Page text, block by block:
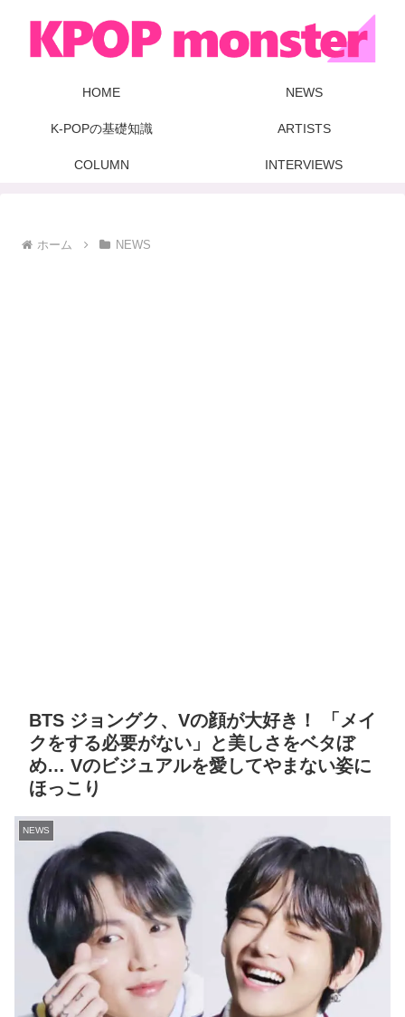
HOME NEWS
K-POPの基礎知識 ARTISTS
COLUMN INTERVIEWS
ホーム NEWS
BTS ジョングク、Vの顔が大好き！ 「メイ
クをする必要がない」と美しさをベタぼ
め… Vのビジュアルを愛してやまない姿に
ほっこり
NEWS